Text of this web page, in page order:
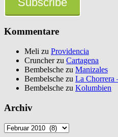
Kommentare
Meli zu Providencia
Cruncherzu Cartagena
Bembelsche zu Manizales
Bembelsche zu La Chorrera
Bembelsche zu Kolumbien
Archiv
Archiv